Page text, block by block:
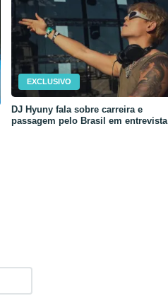
EXCLUSIVO
DJ Hyuny fala sobre carreira e
passagem pelo Brasil em entrevista